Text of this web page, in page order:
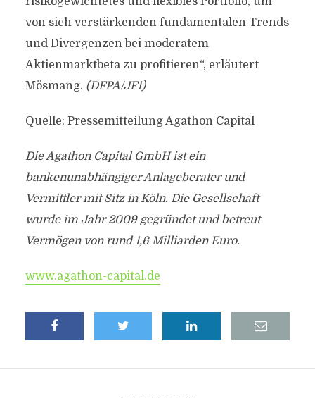
von sich verstärkenden fundamentalen Trends
und Divergenzen bei moderatem
Aktienmarktbeta zu profitieren“, erläutert
Mösmang. (DFPA/JF1)
Quelle: Pressemitteilung Agathon Capital
Die Agathon Capital GmbH ist ein
bankenunabhängiger Anlageberater und
Vermittler mit Sitz in Köln. Die Gesellschaft
wurde im Jahr 2009 gegründet und betreut
Vermögen von rund 1,6 Milliarden Euro.
www.agathon-capital.de